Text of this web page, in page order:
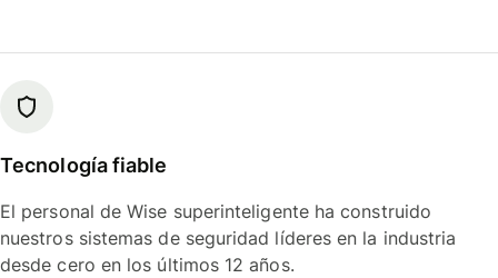
Tecnología fiable
El personal de Wise superinteligente ha construido
nuestros sistemas de seguridad líderes en la industria
desde cero en los últimos 12 años.